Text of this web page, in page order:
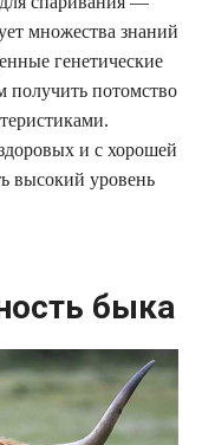
множества знаний
генетические
получить потомство
и с хорошей
высокий уровень
быка